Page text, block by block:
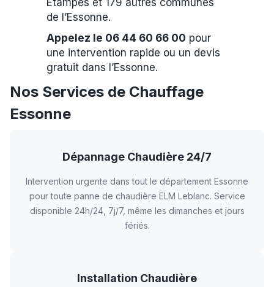
Étampes et 179 autres communes
de l’Essonne.
Appelez le 06 44 60 66 00 pour
une intervention rapide ou un devis
gratuit dans l’Essonne.
Nos Services de Chauffage
Essonne
Dépannage Chaudière 24/7
Intervention urgente dans tout le département Essonne
pour toute panne de chaudière ELM Leblanc. Service
disponible 24h/24, 7j/7, même les dimanches et jours
fériés.
Installation Chaudière